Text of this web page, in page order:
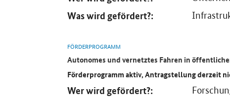
Was wird gefördert?:
FÖRDERPROGRAMM
Autonomes und vernetztes Fahren in
Förderprogramm aktiv, Antragstellung derzeit
Wer wird gefördert?: